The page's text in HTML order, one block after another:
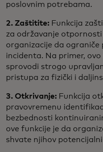
poslovnim potrebama.
2. Zaštitite: Funkcija
za održavanje
organizacije da
incidenta. Na primer,
sprovodi strogo
pristupa za fizički i
3. Otkrivanje: Funkcija
pravovremenu
bezbednosti
ove funkcije je da
shvate njihov